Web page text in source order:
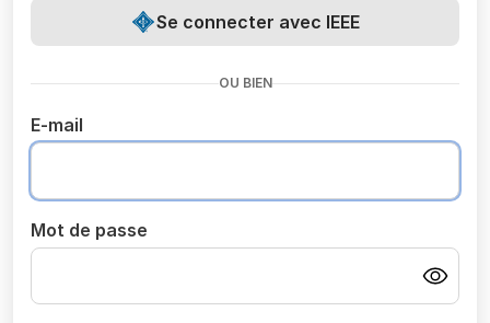
Se connecter avec IEEE
OU BIEN
E-mail
Mot de passe